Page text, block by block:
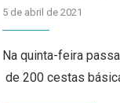
5 de abril de 2021
Na quinta-feira
de 200 cestas